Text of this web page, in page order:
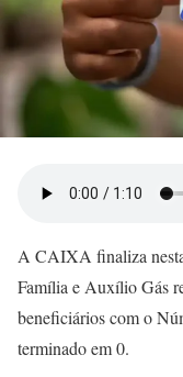
A CAIXA finaliza
Família e Auxílio Gás
beneficiários com o
terminado em 0.